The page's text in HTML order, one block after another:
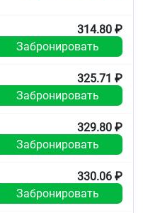
группы С и
Streptococcus
умеренно
pyogenes, Viridans
spp. (в том
Actinobacillus
freundii,
aerogenes,
Enterobacter
314.80 ₽
Забронировать
325.71 ₽
Забронировать
329.80 ₽
Забронировать
330.06 ₽
Забронировать